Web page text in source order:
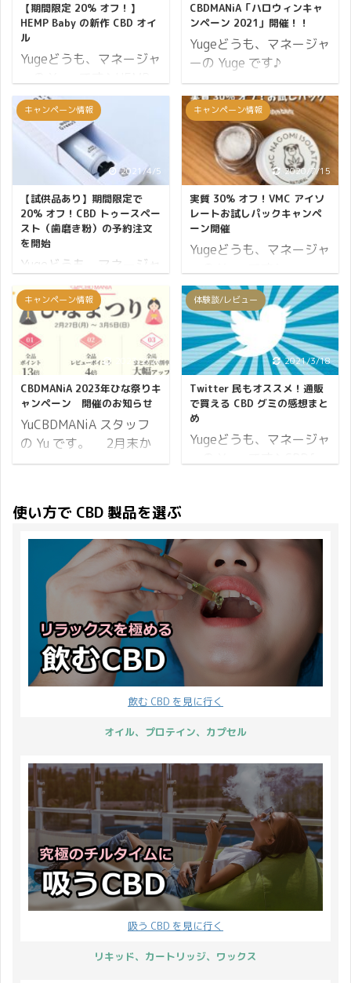
【期間限定 20% オフ！】
HEMP Baby の新作 CBD オイ
ル
Yugeどうも、マネージャ
Baby より CBD オイルが
発売されました。
Twitter でも話題になっ
た、あの CBD グミのメ
ーカーです。 CBD グミ
は人気が出すぎて完売状
態が続いていますが、こ
れまた人気が出そうな
CBD オイルが発売されま
した。 こちらの商品は期
間限定で何個でも 20%
オフとなり、レビュー投
稿をしていただくと
1,500ポイント獲得でき
ます。 是非とも HEMP
Baby の新作 CBD オイル
をお試しください。 それ
では詳細をお伝えしま
す。 ...
CBDMANiA「ハロウィンキャ
ンペーン 2021」開催！！
Yugeどうも、マネージャ
ーの Yuge です♪
CBDMANiA は今年も「ハ
ロウィンキャンペーン」
を開催します。 キャンペ
ーンの概要はこちら ↯
ポイント10倍 必ずもら
えるプレゼント レビュー
ポイント5倍（2,500ポ
イント） それではハロウ
ィンキャンペーン 2021
の詳細をお伝えします。
開催期間 11日間開催
2021年10月20日
(水)10:00から10月31日
(日)23:59まで。 ※開催
期間内でのご注文が対象
となります。 続いてポイ
ントについて。 ポイント
10倍 小計に対して 10%
分の ...
キャンペーン情報
2021/4/5
【試供品あり】期間限定で
20% オフ！CBD トゥースペー
スト（歯磨き粉）の予約注文
を開始
Yugeどうも、マネージャ
ーの Yuge です♪ Greeus
から『CBD トゥースペー
スト』がリリースとなり
ます！ CBDMANiA では4
月5日より予約注文の受
付を開始。 販売を記念し
て 20% オフでご提供い
たします。 それでは詳細
です。 CBD トゥースペ
ーストのご予約ページ
す。 Greeus CBD
ンプ由来のCBD（カンナ
ビジオール）でいつも口
の中を清潔に保つことが
できます。国産無添加麻
炭パウダーが臭いや汚 ...
キャンペーン情報
2020/7/15
実質 30% オフ！VMC アイソ
レートお試しパックキャンペ
ーン開催
Yugeどうも、マネージャ
CBDMANiA に新商品が登
場しました。 新商品は姉
妹サイトである
VapeMania の完全オリジ
ナル商品「VMC アイソ
レート」です。 是非とも
CBDMANiA ファンのあな
たにも試してほしいから
こそ、お試しパックとし
り要点だけお伝えすると
上記の通り。 それでは詳
しく説明していきます。
開催期間 4日間開催
2020年4月24 ...
キャンペーン情報
2023/2/27
CBDMANiA 2023年ひな祭りキ
ャンペーン 開催のお知らせ
YuCBDMANiA スタッフ
の Yu です。 2月末か
ら春気分♪ CBDMANiA で
と銘打ち本日より開催し
ます♪ ひな祭りは「桃の
節句」とも言われ、女の
子の健やかな成長を願う
特別なイベントです。 最
近は皆が楽しめるようス
ーパーやコンビニなどで
も、ひな祭り関連の商品
を目にするようになって
きました。 明るい季節が
訪れた気分になるので 私
個人的に大好きなイベン
CBDMANiAのキャンペー
ンも、もちろんどなたで
も参加出来ます♪ 春の訪
れを ...
体験談/レビュー
2021/3/18
Twitter 民もオススメ！通販
で買える CBD グミの感想まと
め
Yugeどうも、マネージャ
ぶ鳥を落とす勢いで、今
もっとも注目されている
CBD 製品といっても過言
ではありません。 販売開
始直後に更新した「エデ
ィブルの代表格！CBDfx
の CBD グミを食べ比べ
てみました」という記事
も非常に読まれていま
が CBDfx の CBD グミに
対してどのような感想を
抱いているのかまとめて
みました。 Twitter 民
...
使い方で CBD 製品を選ぶ
飲む CBD を見に行く
オイル、プロテイン、カプセル
吸う CBD を見に行く
リキッド、カートリッジ、ワックス